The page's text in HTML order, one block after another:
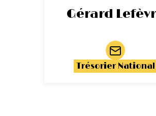
Gérard
Trésorier National